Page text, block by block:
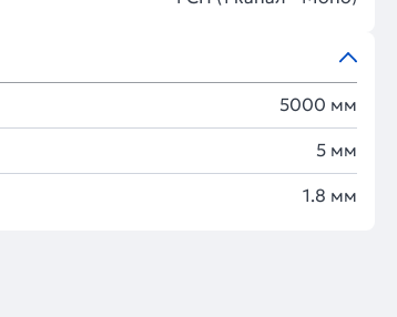
5000 мм
5 мм
1.8 мм